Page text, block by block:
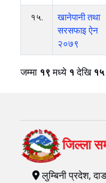
१५.
खानेपानी तथा
सरसफाइ ऐन
२०७९
जम्मा १९मध्ये १देखि
जिल्ला
लुम्बिनी प्रदेश,